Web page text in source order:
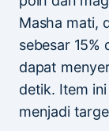
Masha mati,
sebesar 15%
dapat
detik. Item
menjadi